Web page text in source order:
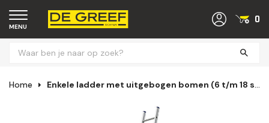
MENU
0
Home Enkele ladder met uitgebogen bomen (6 t/m 18 sporten)